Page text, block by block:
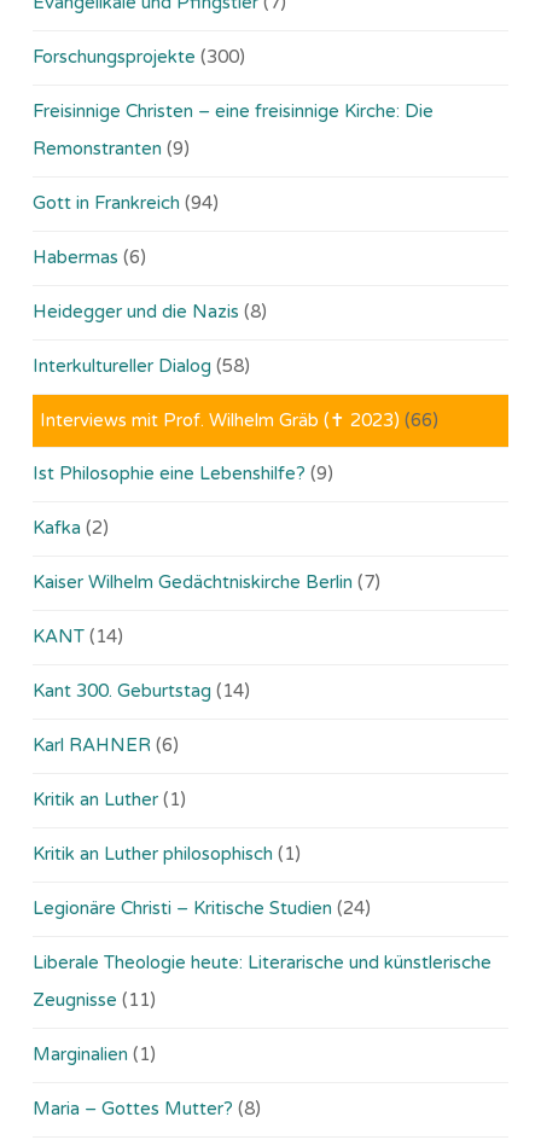
Forschungsprojekte (300)
Freisinnige Christen – eine freisinnige Kirche: Die
Remonstranten (9)
Gott in Frankreich (94)
Habermas (6)
Heidegger und die Nazis (8)
Interkultureller Dialog (58)
Interviews mit Prof. Wilhelm Gräb (✝ 2023) (66)
Ist Philosophie eine Lebenshilfe? (9)
Kafka (2)
Kaiser Wilhelm Gedächtniskirche Berlin (7)
KANT (14)
Kant 300. Geburtstag (14)
Karl RAHNER (6)
Kritik an Luther (1)
Kritik an Luther philosophisch (1)
Legionäre Christi – Kritische Studien (24)
Liberale Theologie heute: Literarische und künstlerische
Zeugnisse (11)
Marginalien (1)
Maria – Gottes Mutter? (8)